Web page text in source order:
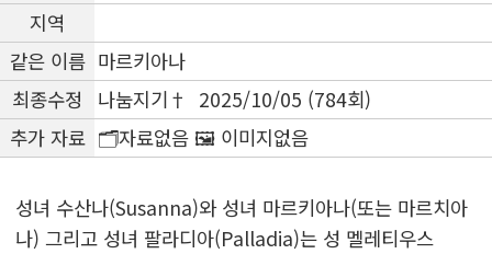
지역
같은 이름 마르키아나
최종수정
나눔지기† 2025/10/05 (784회)
추가 자료 🗂️자료없음 🖼️ 이미지없음
성녀 수산나(Susanna)와 성녀 마르키아나(또는 마르치아
나) 그리고 성녀 팔라디아(Palladia)는 성 멜레티우스